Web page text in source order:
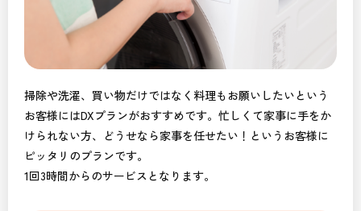
掃除や洗濯、買い物だけではなく料理もお願いしたいという
お客様にはDXプランがおすすめです。忙しくて家事に手をか
けられない方、どうせなら家事を任せたい！というお客様に
ピッタリのプランです。
1回3時間からのサービスとなります。